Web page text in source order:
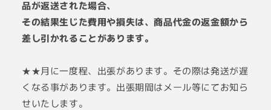
品が返送された場合、
その結果生じた費用や損失は、商品代金の返金額から
差し引かれることがあります。
★★月に一度程、出張があります。その際は発送が遅
くなる事があります。出張期間はメール等にてお知ら
せいたします。